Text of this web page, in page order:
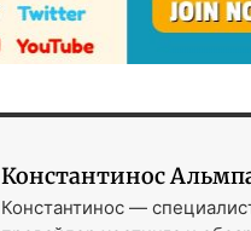
Константинос
Константинос —